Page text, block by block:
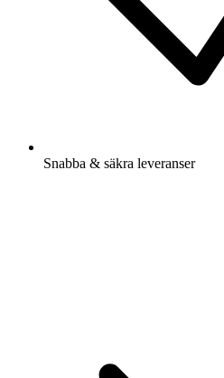
Snabba & säkra leveranser